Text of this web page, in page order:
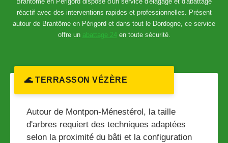
réactif avec des interventions rapides et professionnelles. Présent
autour de Brantôme en Périgord et dans tout le Dordogne, ce service
offre un abattage 24en toute sécurité.
🌊 TERRASSON VÉZÈRE
Autour de Montpon-Ménestérol, la taille
d'arbres requiert des techniques adaptées
selon la proximité du bâti et la configuration